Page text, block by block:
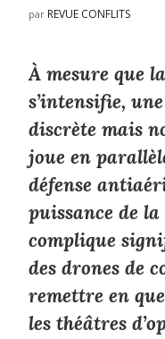
par REVUE CONFLITS
À mesure que
s’intensifie,
discrète mais
joue en
défense
puissance de
complique
des drones de
remettre en
les théâtres